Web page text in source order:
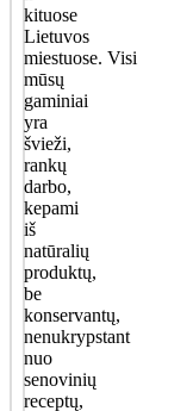
kituose
Lietuvos
miestuose. Visi
mūsų
gaminiai
yra
švieži,
rankų
darbo,
kepami
iš
natūralių
produktų,
be
konservantų,
nenukrypstant
nuo
senovinių
receptų,